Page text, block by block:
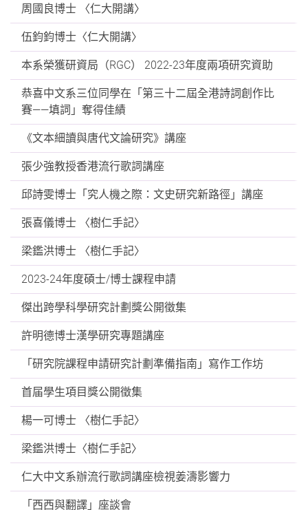
周國良博士 〈仁大開講〉
伍鈞鈞博士〈仁大開講〉
本系榮獲研資局（RGC） 2022-23年度兩項研究資助
恭喜中文系三位同學在「第三十二屆全港詩詞創作比
賽——填詞」奪得佳績
《文本細讀與唐代文論研究》講座
張少強教授香港流行歌詞講座
邱詩雯博士「究人機之際：文史研究新路徑」講座
張喜儀博士 〈樹仁手記〉
梁鑑洪博士 〈樹仁手記〉
2023-24年度碩士/博士課程申請
傑出跨學科學研究計劃獎公開徵集
許明德博士漢學研究專題講座
「研究院課程申請研究計劃準備指南」寫作工作坊
首届學生項目獎公開徵集
楊一可博士 〈樹仁手記〉
梁鑑洪博士〈樹仁手記〉
仁大中文系辦流行歌詞講座檢視姜濤影響力
「西西與翻譯」座談會